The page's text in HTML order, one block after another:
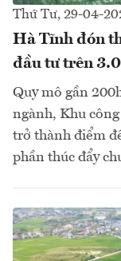
Thứ Tư, 29-04-
Hà Tĩnh đón
đầu tư trên
Quy mô gần
ngành, Khu
trở thành điểm
phần thúc đẩy